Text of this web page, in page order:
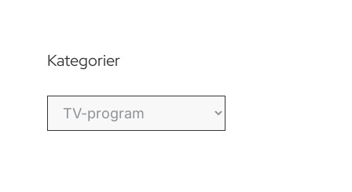
Kategorier
Kategorier